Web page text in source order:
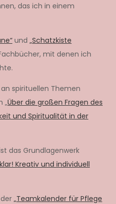
das ich in einem
und „Schatzkiste
mit denen ich
spirituellen Themen
„Über die großen Fragen des
und Spiritualität in der
das Grundlagenwerk
Kreativ und individuell
„Teamkalender für Pflege